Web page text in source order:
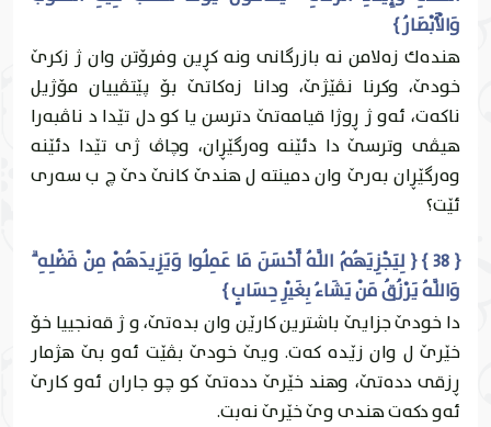
وَالْأَبْصَارُ }
هنده‌ك زه‌لامن نه‌ بازرگانى ونه‌ كڕين وفرۆتن وان ژ زكرێ
خودێ، وكرنا نڤێژێ، ودانا زه‌كاتێ بۆ پێتڤییان مۆژيل
ناكه‌ت، ئه‌و ژ ڕوژا قيامه‌تێ دترسن يا كو دل تێدا د ناڤبه‌را
هيڤى وترسێ دا دئێنه‌ وه‌رگێڕان، وچاڤ ژى تێدا دئێنه‌
وه‌رگێڕان به‌رێ وان دمينته‌ ل هندێ كانێ دێ چ ب سه‌رى
ئێت؟
{ 38 } { لِيَجْزِيَهُمُ اللَّهُ أَحْسَنَ مَا عَمِلُوا وَيَزِيدَهُمْ مِنْ فَضْلِهِ ۗ
وَاللَّهُ يَرْزُقُ مَنْ يَشَاءُ بِغَيْرِ حِسَابٍ }
دا خودێ جزايێ باشترين كارێن وان بده‌تێ، و ژ قه‌نجییا خۆ
خێرێ ل وان زێده‌ كه‌ت. ويێ خودێ بڤێت ئه‌و بێ هژمار
ڕزقى دده‌تێ، وهند خێرێ دده‌تێ كو چو جاران ئه‌و كارێ
ئه‌و دكه‌ت هندى وێ خێرێ نه‌بت.